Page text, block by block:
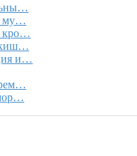
му…
кро…
киш…
и…